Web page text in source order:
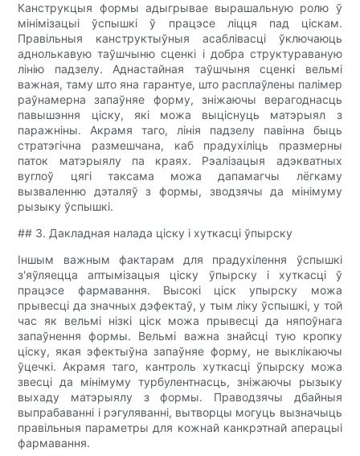
Канструкцыя формы адыгрывае вырашальную ролю ў
мінімізацыі ўспышкі ў працэсе ліцця пад ціскам.
Правільныя канструктыўныя асаблівасці ўключаюць
аднолькавую таўшчыню сценкі і добра структураваную
лінію падзелу. Аднастайная таўшчыня сценкі вельмі
важная, таму што яна гарантуе, што расплаўлены палімер
раўнамерна запаўняе форму, зніжаючы верагоднасць
павышэння ціску, які можа выціснуць матэрыял з
паражніны. Акрамя таго, лінія падзелу павінна быць
стратэгічна размешчана, каб прадухіліць празмерны
паток матэрыялу па краях. Рэалізацыя адэкватных
вуглоў цягі таксама можа дапамагчы лёгкаму
вызваленню дэталяў з формы, зводзячы да мінімуму
рызыку ўспышкі.
## 3. Дакладная налада ціску і хуткасці ўпырску
Іншым важным фактарам для прадухілення ўспышкі
з'яўляецца аптымізацыя ціску ўпырску і хуткасці ў
працэсе фармавання. Высокі ціск упырску можа
прывесці да значных дэфектаў, у тым ліку ўспышкі, у той
час як вельмі нізкі ціск можа прывесці да няпоўнага
запаўнення формы. Вельмі важна знайсці тую кропку
ціску, якая эфектыўна запаўняе форму, не выклікаючы
ўцечкі. Акрамя таго, кантроль хуткасці ўпырску можа
звесці да мінімуму турбулентнасць, зніжаючы рызыку
выхаду матэрыялу з формы. Праводзячы дбайныя
выпрабаванні і рэгуляванні, вытворцы могуць вызначыць
правільныя параметры для кожнай канкрэтнай аперацыі
фармавання.